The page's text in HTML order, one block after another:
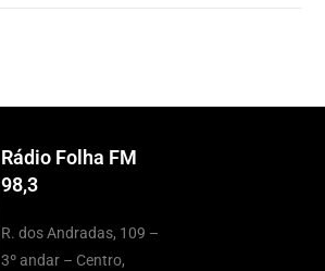
Rádio Folha FM
98,3
R. dos Andradas, 109 –
3º andar – Centro,